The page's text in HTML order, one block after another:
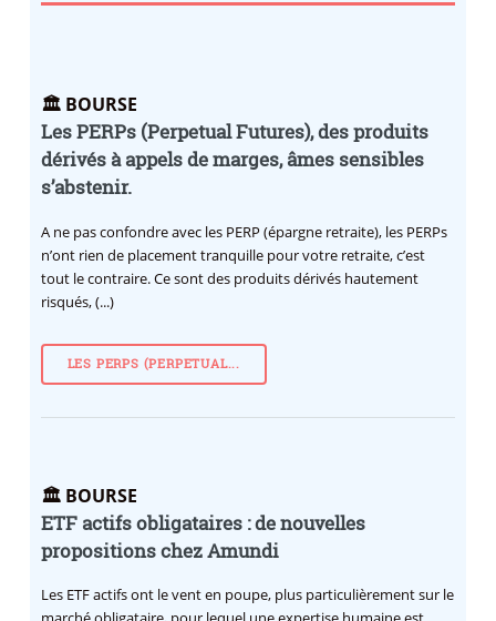
🏛️ BOURSE
Les PERPs (Perpetual Futures), des produits
dérivés à appels de marges, âmes sensibles
s’abstenir.
A ne pas confondre avec les PERP (épargne retraite), les PERPs
n’ont rien de placement tranquille pour votre retraite, c’est
tout le contraire. Ce sont des produits dérivés hautement
risqués, (...)
LES PERPS (PERPETUAL...
🏛️ BOURSE
ETF actifs obligataires : de nouvelles
propositions chez Amundi
Les ETF actifs ont le vent en poupe, plus particulièrement sur le